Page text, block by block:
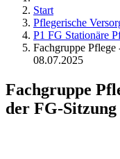
Start
Pflegerische
P1 FG Stationäre
Fachgruppe
08.07.2025
Fachgruppe
der FG-Sitzung